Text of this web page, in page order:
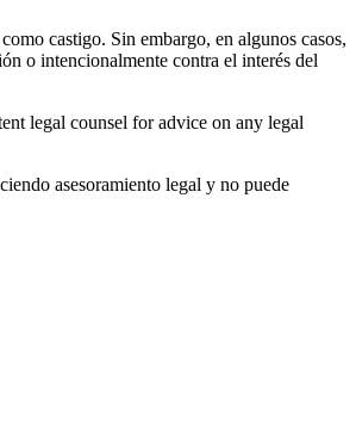
castigo. Sin embargo, en algunos casos,
o intencionalmente contra el interés del
legal counsel for advice on any legal
asesoramiento legal y no puede